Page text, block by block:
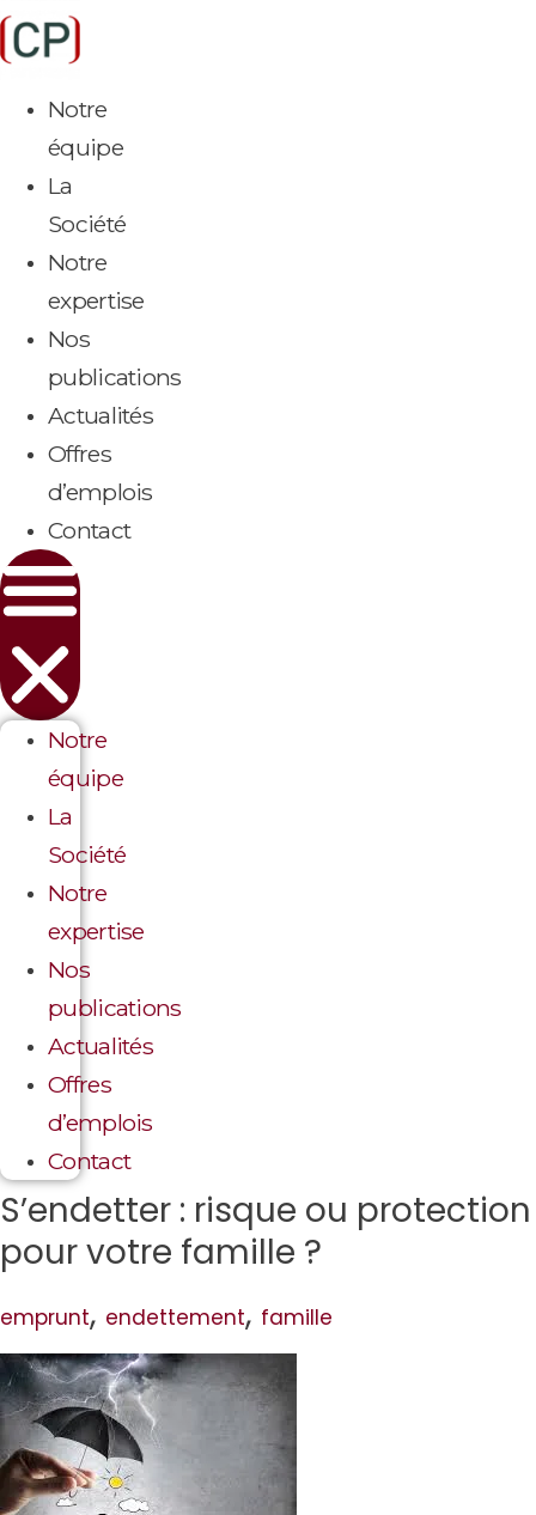
Aller
au
Notre
équipe
La
Société
Notre
expertise
Nos
publications
Actualités
Offres
d’emplois
Contact
Notre
équipe
La
Société
Notre
expertise
Nos
publications
Actualités
Offres
d’emplois
Contact
S’endetter : risque ou protection
pour votre famille ?
emprunt, endettement, famille